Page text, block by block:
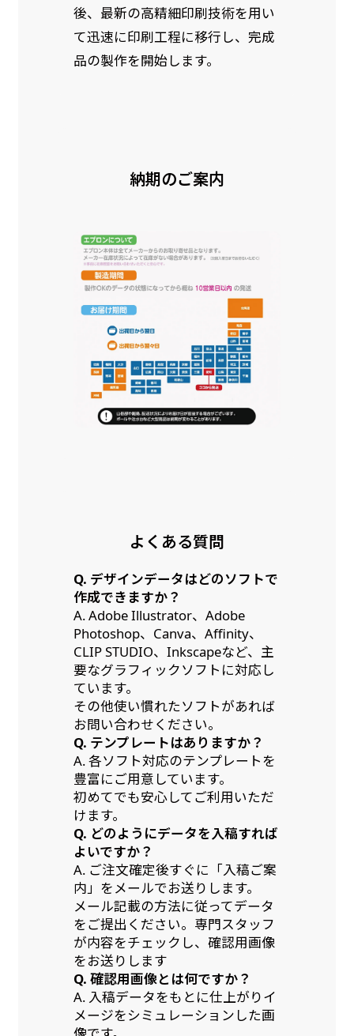
後、最新の高精細印刷技術を用い
て迅速に印刷工程に移行し、完成
品の製作を開始します。
納期のご案内
よくある質問
Q. デザインデータはどのソフトで
作成できますか？
A. Adobe Illustrator、Adobe
Photoshop、Canva、Affinity、
CLIP STUDIO、Inkscapeなど、主
要なグラフィックソフトに対応し
ています。
その他使い慣れたソフトがあれば
お問い合わせください。
Q. テンプレートはありますか？
A. 各ソフト対応のテンプレートを
豊富にご用意しています。
初めてでも安心してご利用いただ
けます。
Q. どのようにデータを入稿すれば
よいですか？
A. ご注文確定後すぐに「入稿ご案
内」をメールでお送りします。
メール記載の方法に従ってデータ
をご提出ください。専門スタッフ
が内容をチェックし、確認用画像
をお送りします
Q. 確認用画像とは何ですか？
A. 入稿データをもとに仕上がりイ
メージをシミュレーションした画
お急ぎ［ +330円 ］